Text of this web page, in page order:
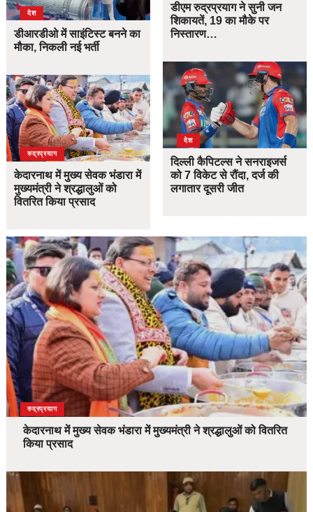
देश
डीआरडीओ में साइंटिस्ट बनने का
मौका, निकली नई भर्ती
उत्तराखंड
देश
रुद्रप्रयाग
केदारनाथ में मुख्य सेवक भंडारा में
मुख्यमंत्री ने श्रद्धालुओं को
वितरित किया प्रसाद
डीएम रुद्रप्रयाग ने सुनी जन
शिकायतें, 19 का मौके पर
निस्तारण…
देश
दिल्ली कैपिटल्स ने सनराइजर्स
को 7 विकेट से रौंदा, दर्ज की
लगातार दूसरी जीत
उत्तराखंड
देश
रुद्रप्रयाग
केदारनाथ में मुख्य सेवक भंडारा में मुख्यमंत्री ने श्रद्धालुओं को वितरित
किया प्रसाद